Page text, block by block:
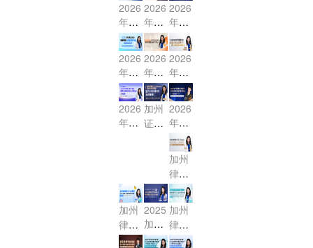
2026
年7
月US
BAR
考前
冲刺
- 联
邦法
MBE
2026
年7
月US
BAR
冲刺
班火
热进
行中-
MBE
验课
2026
年7
月US
BAR
冲刺
班火
热进
行中
- MB
E合
同法
限时
体验
课！
2026
年7
月US
BAR
冲刺
班火
E民
诉法
限时
体验
2026
年7
月US
BAR
冲刺
班开
制你
还有
4次
机
2026
年2
月US
BAR
终极
冲
刺，
最后
2周
必做
事
项！
2026
年2
30天
冲刺
- 联
邦法
MBE
加州
证据
e）
核心
考点
冲刺
课，
2026
年2
月美
国加
州律
师CA
BAR
考试
专享
会
加州
律考
信托
法
（Tr
ust
加州
律考
核心
2025
加州
律考
加州
律考
公司